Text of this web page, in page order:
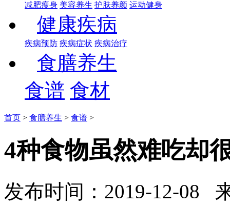
减肥瘦身 美容养生 护肤养颜 运动健身
健康疾病
疾病预防 疾病症状 疾病治疗
食膳养生
食谱 食材
首页 > 食膳养生 > 食谱 >
4种食物虽然难吃却
发布时间：2019-12-08